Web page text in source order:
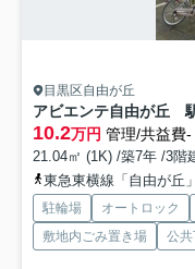
目黒区自由が丘
10.2万円 管理/共益費-
21.04㎡ (1K) /築7年 /3階
東急東横線「自由が丘
駐輪場 オートロック
敷地内ごみ置き場
公共